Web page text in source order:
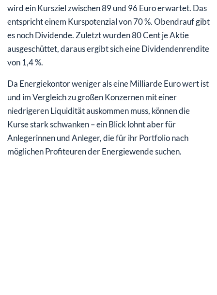
wird ein Kursziel zwischen 89 und 96 Euro erwartet. Das
entspricht einem Kurspotenzial von 70 %. Obendrauf gibt
es noch Dividende. Zuletzt wurden 80 Cent je Aktie
ausgeschüttet, daraus ergibt sich eine Dividendenrendite
von 1,4 %.
Da Energiekontor weniger als eine Milliarde Euro wert ist
und im Vergleich zu großen Konzernen mit einer
niedrigeren Liquidität auskommen muss, können die
Kurse stark schwanken – ein Blick lohnt aber für
Anlegerinnen und Anleger, die für ihr Portfolio nach
möglichen Profiteuren der Energiewende suchen.